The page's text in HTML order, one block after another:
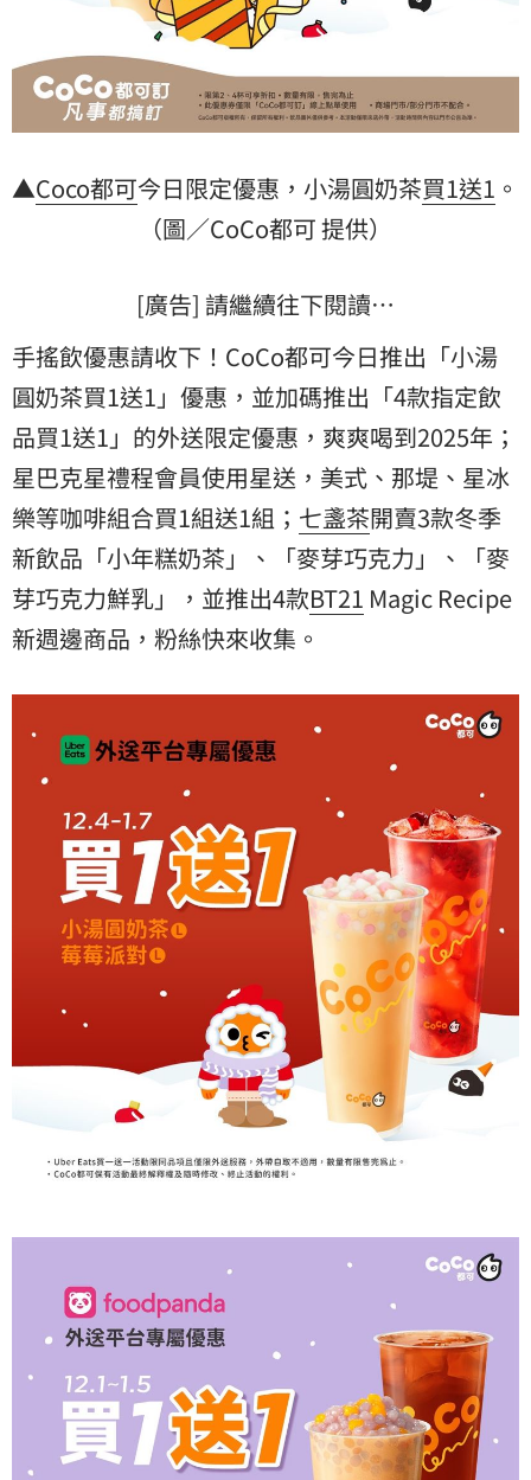
▲Coco都可今日限定優惠，小湯圓奶茶買1送1 。
（圖／CoCo都可 提供）
[廣告] 請繼續往下閱讀…
手搖飲優惠請收下！CoCo都可今日推出「小湯
圓奶茶買1送1」優惠，並加碼推出「4款指定飲
品買1送1」的外送限定優惠，爽爽喝到2025年；
星巴克星禮程會員使用星送，美式、那堤、星冰
樂等咖啡組合買1組送1組； 七盞茶開賣3款冬季
新飲品「小年糕奶茶」、「麥芽巧克力」、「麥
芽巧克力鮮乳」，並推出4款BT21 Magic Recipe
新週邊商品，粉絲快來收集。